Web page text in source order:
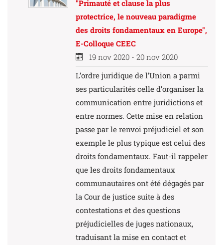
"Primauté et clause la plus
protectrice, le nouveau paradigme
des droits fondamentaux en Europe",
E-Colloque CEEC
19 nov 2020 - 20 nov 2020
L’ordre juridique de l’Union a parmi
ses particularités celle d’organiser la
communication entre juridictions et
entre normes. Cette mise en relation
passe par le renvoi préjudiciel et son
exemple le plus typique est celui des
droits fondamentaux. Faut-il rappeler
que les droits fondamentaux
communautaires ont été dégagés par
la Cour de justice suite à des
contestations et des questions
préjudicielles de juges nationaux,
traduisant la mise en contact et